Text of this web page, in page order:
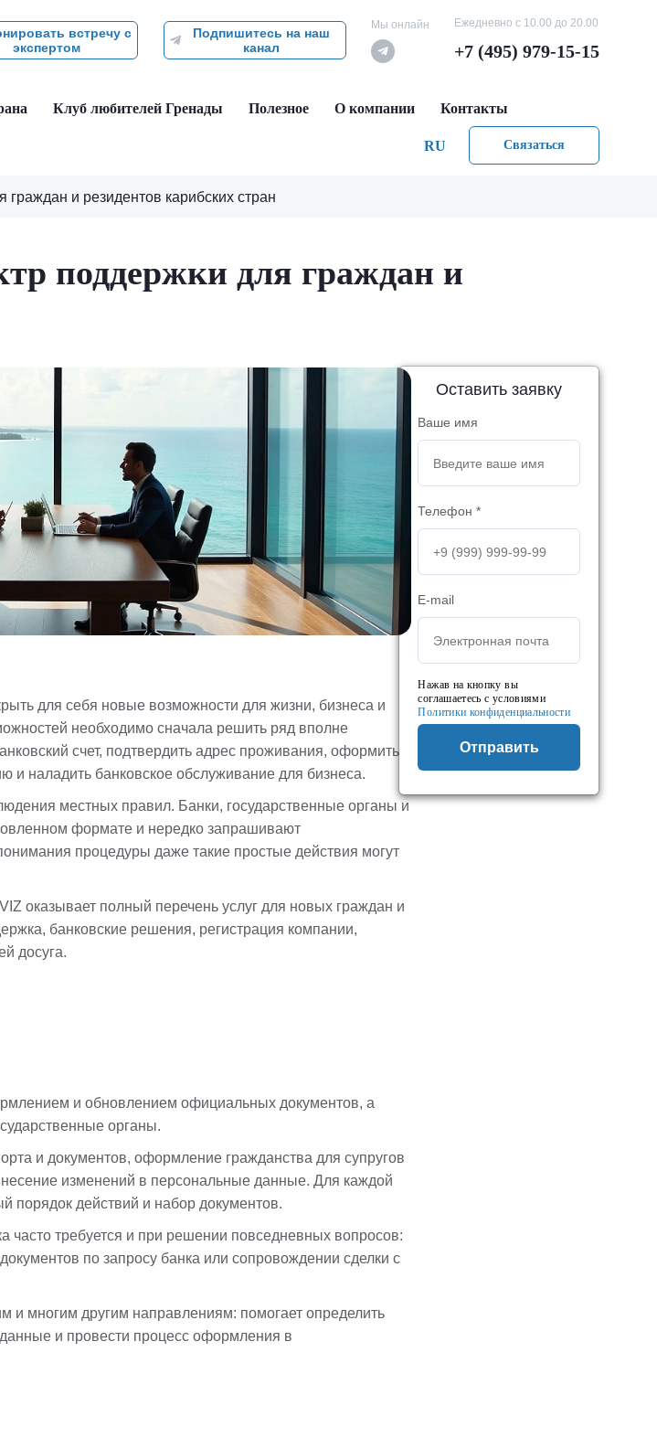
встречу с
экспертом
Подпишитесь на наш
канал
Мы онлайн Ежедневно с 10.00 до 20.00
+7 (495) 979-15-15
Клуб любителей Гренады Полезное О компании Контакты
RU Связаться
и резидентов карибских стран
поддержки для граждан и
для себя новые возможности для жизни, бизнеса и
необходимо сначала решить ряд вполне
счет, подтвердить адрес проживания, оформить
и наладить банковское обслуживание для бизнеса.
местных правил. Банки, государственные органы и
формате и нередко запрашивают
процедуры даже такие простые действия могут
оказывает полный перечень услуг для новых граждан и
банковские решения, регистрация компании,
досуга.
и обновлением официальных документов, а
органы.
и документов, оформление гражданства для супругов
изменений в персональные данные. Для каждой
порядок действий и набор документов.
требуется и при решении повседневных вопросов:
по запросу банка или сопровождении сделки с
и многим другим направлениям: помогает определить
и провести процесс оформления в
Оставить заявку
Ваше имя
Телефон *
E-mail
Нажав на кнопку вы
соглашаетесь с условиями
Политики конфиденциальности
Отправить